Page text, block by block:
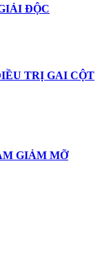
ĐỘC
TRỊ GAI CỘT
GIẢM MỠ